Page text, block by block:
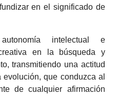
en el significado de
intelectual e
en la búsqueda y
transmitiendo una actitud
que conduzca al
de cualquier afirmación